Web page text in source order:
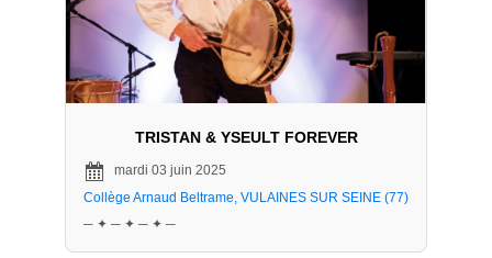
TRISTAN & YSEULT FOREVER
mardi 03 juin 2025
Collège Arnaud Beltrame, VULAINES SUR SEINE (77)
─ ✦ ─ ✦ ─ ✦ ─